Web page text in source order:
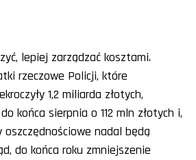
lepiej zarządzać kosztami.
rzeczowe Policji, które
1,2 miliarda złotych,
końca sierpnia o 112 mln złotych i,
nadal będą
do końca roku zmniejszenie